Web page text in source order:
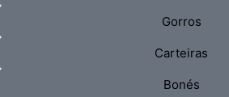
Gorros
Carteiras
Bonés